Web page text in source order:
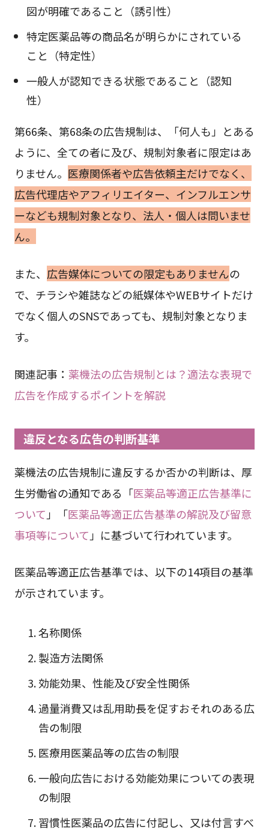
図が明確であること（誘引性）
特定医薬品等の商品名が明らかにされている
こと（特定性）
一般人が認知できる状態であること（認知
性）
第66条、第68条の広告規制は、「何人も」とある
ように、全ての者に及び、規制対象者に限定はあ
りません。 医療関係者や広告依頼主だけでなく、
広告代理店やアフィリエイター、インフルエンサ
ーなども規制対象となり、法人・個人は問いませ
ん。
また、 広告媒体についての限定もありませんの
で、チラシや雑誌などの紙媒体やWEBサイトだけ
でなく個人のSNSであっても、規制対象となりま
す。
関連記事： 薬機法の広告規制とは？適法な表現で
広告を作成するポイントを解説
違反となる広告の判断基準
薬機法の広告規制に違反するか否かの判断は、厚
生労働省の通知である「医薬品等適正広告基準に
ついて 」「医薬品等適正広告基準の解説及び留意
事項等について 」に基づいて行われています。
医薬品等適正広告基準では、以下の14項目の基準
が示されています。
名称関係
製造方法関係
効能効果、性能及び安全性関係
過量消費又は乱用助長を促すおそれのある広
告の制限
医療用医薬品等の広告の制限
一般向広告における効能効果についての表現
の制限
習慣性医薬品の広告に付記し、又は付言すべ